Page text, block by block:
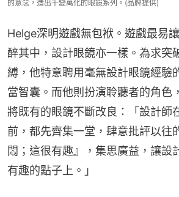
的意念，造出千變萬化的眼鏡系列。(品牌提供)
Helge深明遊戲無包袱。遊戲最易
醉其中，設計眼鏡亦一樣。為求突
縛，他特意聘用毫無設計眼鏡經驗
當智囊。而他則扮演聆聽者的角色
將既有的眼鏡不斷改良：「設計師
前，都先齊集一堂，肆意批評以往
悶；這很有趣』，集思廣益，讓設
有趣的點子上。」